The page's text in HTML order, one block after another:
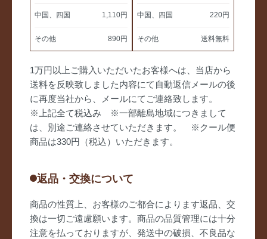
中国、四国 1,110円
その他 890円
中国、四国 220円
その他 送料無料
1万円以上ご購入いただいたお客様へは、当店から
送料を反映致しました内容にて自動返信メールの後
に再度当社から、メールにてご連絡致します。
※上記全て税込み ※一部離島地域につきまして
は、別途ご連絡させていただきます。 ※クール便
商品は330円（税込）いただきます。
返品・交換について
商品の性質上、お客様のご都合によります返品、交
換は一切ご遠慮願います。商品の品質管理には十分
注意を払っておりますが、発送中の破損、不良品な